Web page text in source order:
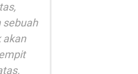
sebuah
akan